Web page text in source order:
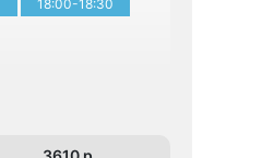
18:00-18:30